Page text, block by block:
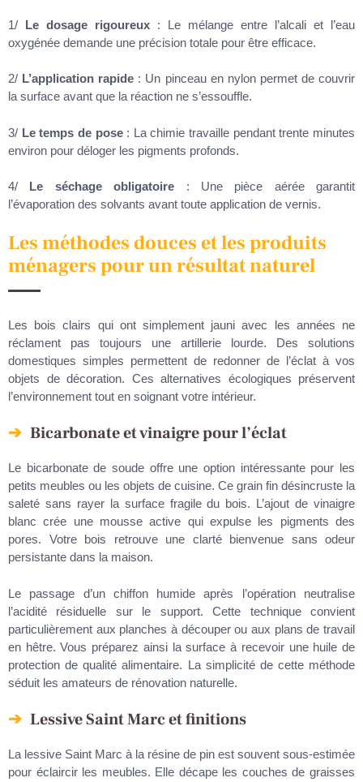
1/ Le dosage rigoureux : Le mélange entre l’alcali et l’eau
oxygénée demande une précision totale pour être efficace.
2/ L’application rapide : Un pinceau en nylon permet de couvrir
la surface avant que la réaction ne s’essouffle.
3/ Le temps de pose: La chimie travaille pendant trente minutes
environ pour déloger les pigments profonds.
4/ Le séchage obligatoire : Une pièce aérée garantit
l’évaporation des solvants avant toute application de vernis.
Les méthodes douces et les produits
ménagers pour un résultat naturel
Les bois clairs qui ont simplement jauni avec les années ne
réclament pas toujours une artillerie lourde. Des solutions
domestiques simples permettent de redonner de l’éclat à vos
objets de décoration. Ces alternatives écologiques préservent
l’environnement tout en soignant votre intérieur.
Bicarbonate et vinaigre pour l’éclat
Le bicarbonate de soude offre une option intéressante pour les
petits meubles ou les objets de cuisine. Ce grain fin désincruste la
saleté sans rayer la surface fragile du bois. L’ajout de vinaigre
blanc crée une mousse active qui expulse les pigments des
pores. Votre bois retrouve une clarté bienvenue sans odeur
persistante dans la maison.
Le passage d’un chiffon humide après l’opération neutralise
l’acidité résiduelle sur le support. Cette technique convient
particulièrement aux planches à découper ou aux plans de travail
en hêtre. Vous préparez ainsi la surface à recevoir une huile de
protection de qualité alimentaire. La simplicité de cette méthode
séduit les amateurs de rénovation naturelle.
Lessive Saint Marc et finitions
La lessive Saint Marc à la résine de pin est souvent sous-estimée
pour éclaircir les meubles. Elle décape les couches de graisses